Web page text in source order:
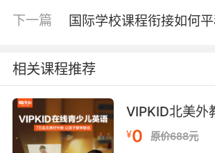
识的学生，是个巨大挑战。学校
中，教师先给定简单科学问题，
料、设计实验，逐步掌握探究技
要根据学生背景调整教学节奏，
生，适当增加讲解环节，帮助他
度，实现教学方法的平稳过渡。
下一篇 国际学校课程衔接如何平
相关课程推荐
VIPKID北美外
¥0 原价688元